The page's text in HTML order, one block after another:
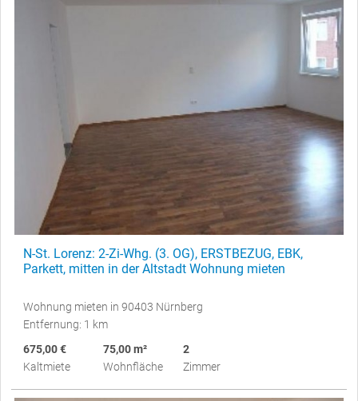
N-St. Lorenz: 2-Zi-Whg. (3. OG), ERSTBEZUG, EBK,
Parkett, mitten in der Altstadt Wohnung mieten
Wohnung mieten in 90403 Nürnberg
Entfernung: 1 km
675,00 €
Kaltmiete
75,00 m²
Wohnfläche
2
Zimmer